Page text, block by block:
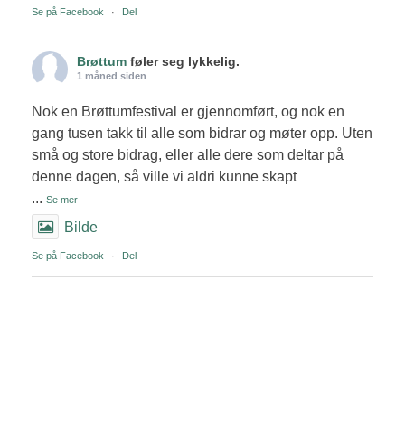
Se på Facebook · Del
Brøttum føler seg lykkelig.
1 måned siden
Nok en Brøttumfestival er gjennomført, og nok en
gang tusen takk til alle som bidrar og møter opp. Uten
små og store bidrag, eller alle dere som deltar på
denne dagen, så ville vi aldri kunne skapt
... Se mer
Bilde
Se på Facebook · Del